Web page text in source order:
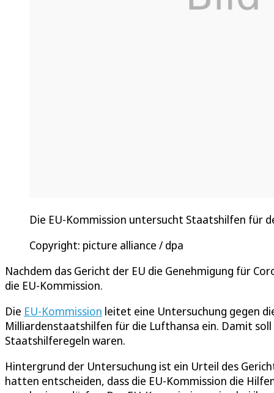
Die EU-Kommission untersucht Staatshilfen für
Copyright: picture alliance / dpa
Nachdem das Gericht der EU die Genehmigung für
die EU-Kommission.
Die EU-Kommission leitet eine Untersuchung gegen
Milliardenstaatshilfen für die Lufthansa ein. Damit
Staatshilferegeln waren.
Hintergrund der Untersuchung ist ein Urteil des
hatten entscheiden, dass die EU-Kommission die